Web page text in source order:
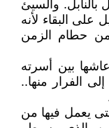
بالنابل. والسيئ
على البقاء لأنه
حطام الزمن
بين أسرته
الفرار منها..
يعمل فيها من